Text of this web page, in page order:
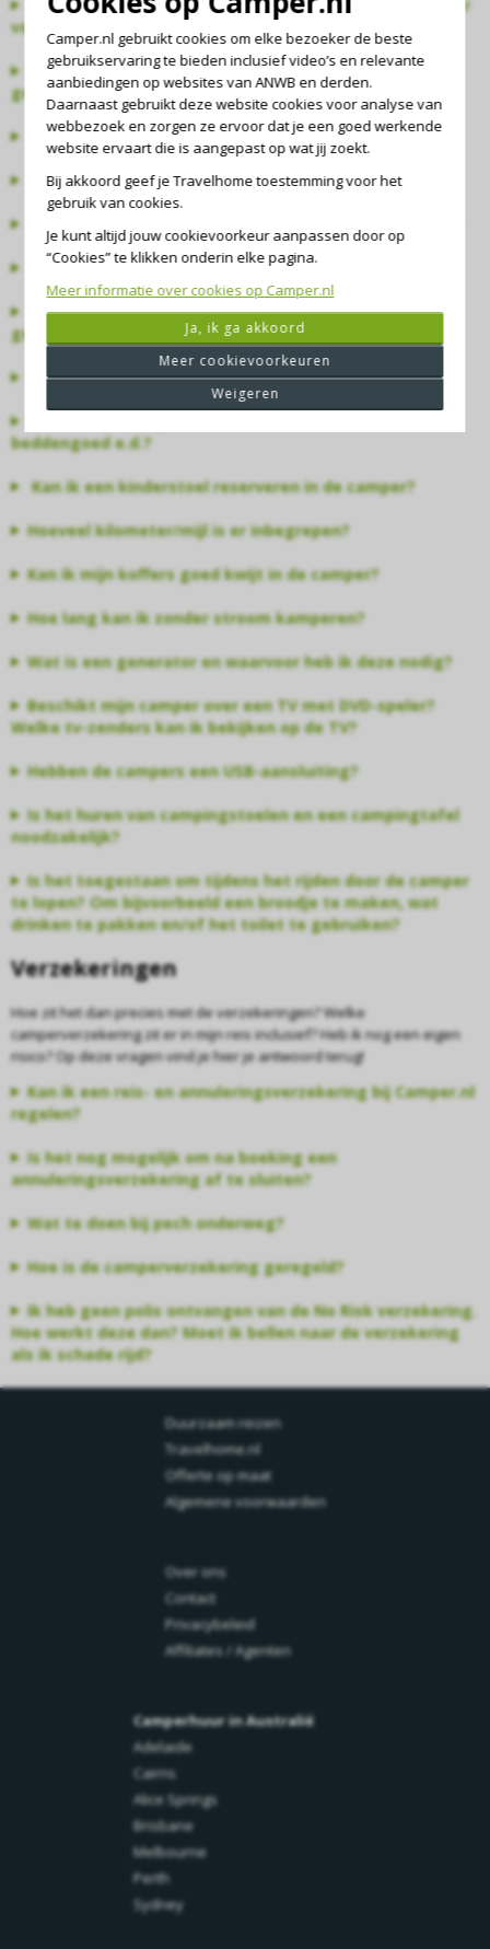
Moet ik een afspraak maken met de camperverhuurder
voor het ophalen van mijn camper?
Hoe kom ik bij de verhuurlocatie? Is de transfer
geregeld?
Hoe verloopt de ophaalprocedure?
Moet ik borg betalen bij het ophalen van de camper?
Hoeveel bestuurders zijn er inbegrepen?
Is het mogelijk dat ik een ander campertype krijg dan
geboekt is?
Hoe zit het met het eigen risico?
beddengoed e.d.?
Kan ik een kinderstoel reserveren in de camper?
Hoeveel kilometer/mijl is er inbegrepen?
Kan ik mijn koffers goed kwijt in de camper?
Hoe lang kan ik zonder stroom kamperen?
Wat is een generator en waarvoor heb ik deze nodig?
Beschikt mijn camper over een TV met DVD-speler?
Welke tv-zenders kan ik bekijken op de TV?
Hebben de campers een USB-aansluiting?
Is het huren van campingstoelen en een campingtafel
noodzakelijk?
Is het toegestaan om tijdens het rijden door de camper
te lopen? Om bijvoorbeeld een broodje te maken, wat
drinken te pakken en/of het toilet te gebruiken?
Verzekeringen
Hoe zit het dan precies met de verzekeringen? Welke
camperverzekering zit er in mijn reis inclusief? Heb ik nog een eigen
risico? Op deze vragen vind je hier je antwoord terug!
Kan ik een reis- en annuleringsverzekering bij Camper.nl
regelen?
Is het nog mogelijk om na boeking een
annuleringsverzekering af te sluiten?
Wat te doen bij pech onderweg?
Hoe is de camperverzekering geregeld?
Ik heb geen polis ontvangen van de No Risk verzekering.
Hoe werkt deze dan? Moet ik bellen naar de verzekering
als ik schade rijd?
Duurzaam reizen
Travelhome.nl
Offerte op maat
Algemene voorwaarden
Over ons
Contact
Privacybeleid
Affiliates / Agenten
Camperhuur in Australië
Adelaide
Cairns
Alice Springs
Brisbane
Melbourne
Perth
Sydney
Camper.nl gebruikt cookies om elke bezoeker de beste
gebruikservaring te bieden inclusief video’s en relevante
aanbiedingen op websites van ANWB en derden.
Daarnaast gebruikt deze website cookies voor analyse van
webbezoek en zorgen ze ervoor dat je een goed werkende
website ervaart die is aangepast op wat jij zoekt.
Bij akkoord geef je Travelhome toestemming voor het
gebruik van cookies.
Je kunt altijd jouw cookievoorkeur aanpassen door op
“Cookies” te klikken onderin elke pagina.
Meer informatie over cookies op Camper.nl
Weigeren
Meer cookievoorkeuren
Ja, ik ga akkoord